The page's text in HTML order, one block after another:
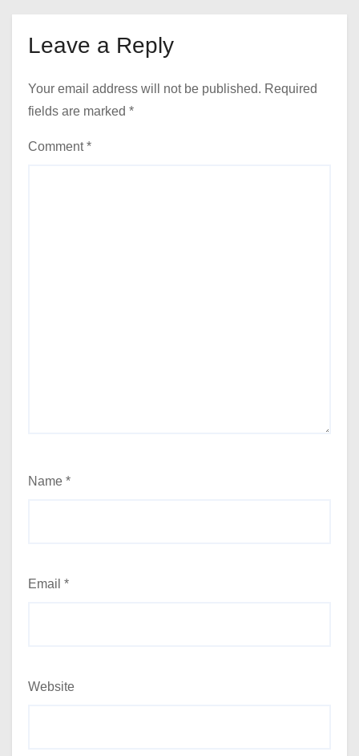
Leave a Reply
Your email address will not be published. Required
fields are marked *
Comment*
Name *
Email *
Website